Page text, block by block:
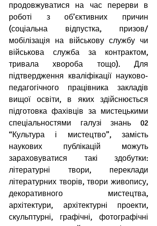
продовжуватися на час перерви в
роботі з об’єктивних причин
(соціальна відпустка, призов/
мобілізація на військову службу чи
військова служба за контрактом,
тривала хвороба тощо). Для
підтвердження кваліфікації науково-
педагогічного працівника закладів
вищої освіти, в яких здійснюється
підготовка фахівців за мистецькими
спеціальностями галузі знань 02
“Культура і мистецтво”, замість
наукових публікацій можуть
зараховуватися такі здобутки:
літературні твори, переклади
літературних творів, твори живопису,
декоративного мистецтва,
архітектури, архітектурні проекти,
скульптурні, графічні, фотографічні